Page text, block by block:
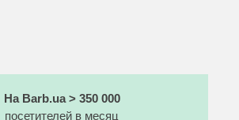
На Barb.ua > 350 000
посетителей в месяц